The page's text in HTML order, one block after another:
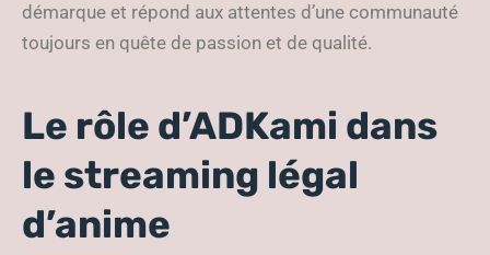
démarque et répond aux attentes d’une communauté
toujours en quête de passion et de qualité.
Le rôle d’ADKami dans
le streaming légal
d’anime